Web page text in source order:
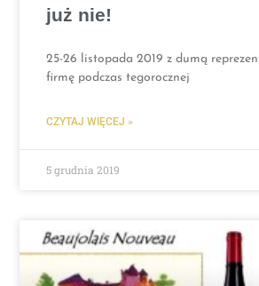
już nie!
25-26 listopada 2019 z dumą
firmę podczas tegorocznej
CZYTAJ WIĘCEJ »
5 grudnia 2019